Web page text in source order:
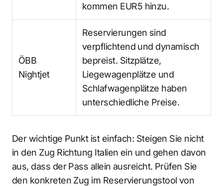
kommen EUR5 hinzu.
ÖBB
Nightjet
Reservierungen sind
verpflichtend und dynamisch
bepreist. Sitzplätze,
Liegewagenplätze und
Schlafwagenplätze haben
unterschiedliche Preise.
Der wichtige Punkt ist einfach: Steigen Sie nicht
in den Zug Richtung Italien ein und gehen davon
aus, dass der Pass allein ausreicht. Prüfen Sie
den konkreten Zug im Reservierungstool von